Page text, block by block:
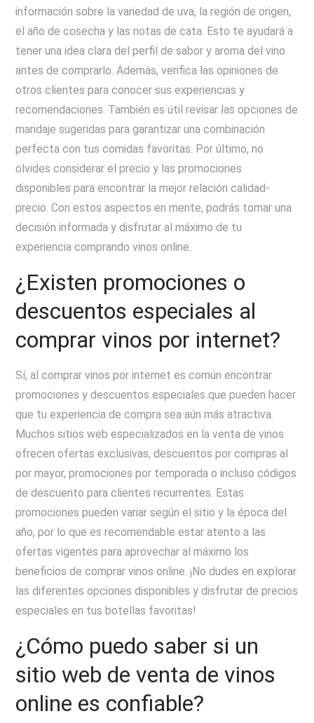
información sobre la variedad de uva, la región de origen,
el año de cosecha y las notas de cata. Esto te ayudará a
tener una idea clara del perfil de sabor y aroma del vino
antes de comprarlo. Además, verifica las opiniones de
otros clientes para conocer sus experiencias y
recomendaciones. También es útil revisar las opciones de
maridaje sugeridas para garantizar una combinación
perfecta con tus comidas favoritas. Por último, no
olvides considerar el precio y las promociones
disponibles para encontrar la mejor relación calidad-
precio. Con estos aspectos en mente, podrás tomar una
decisión informada y disfrutar al máximo de tu
experiencia comprando vinos online.
¿Existen promociones o
descuentos especiales al
comprar vinos por internet?
Sí, al comprar vinos por internet es común encontrar
promociones y descuentos especiales que pueden hacer
que tu experiencia de compra sea aún más atractiva.
Muchos sitios web especializados en la venta de vinos
ofrecen ofertas exclusivas, descuentos por compras al
por mayor, promociones por temporada o incluso códigos
de descuento para clientes recurrentes. Estas
promociones pueden variar según el sitio y la época del
año, por lo que es recomendable estar atento a las
ofertas vigentes para aprovechar al máximo los
beneficios de comprar vinos online. ¡No dudes en explorar
las diferentes opciones disponibles y disfrutar de precios
especiales en tus botellas favoritas!
¿Cómo puedo saber si un
sitio web de venta de vinos
online es confiable?